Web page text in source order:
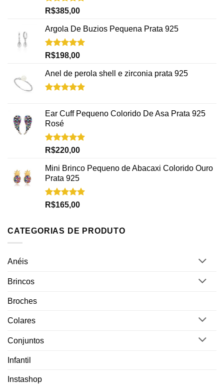
Avaliação
R$385,00
Argola De Buzios Pequena Prata 925
Avaliação
R$198,00
Anel de perola shell e zirconia prata 925
Ear Cuff Pequeno Colorido De Asa Prata 925
Rosé
Avaliação
R$220,00
Mini Brinco Pequeno de Abacaxi Colorido Ouro
Prata 925
Avaliação
R$165,00
CATEGORIAS DE PRODUTO
Anéis
Brincos
Broches
Colares
Conjuntos
Infantil
Instashop